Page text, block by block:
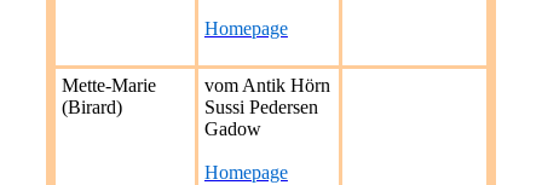
Homepage
Mette-Marie
(Birard)
vom Antik Hörn
Sussi Pedersen
Gadow
Homepage